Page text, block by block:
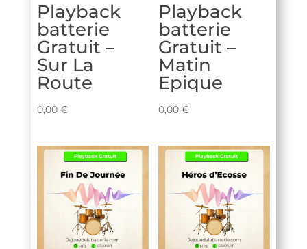
Playback
batterie
Gratuit –
Sur La
Route
0,00 €
Playback
batterie
Gratuit –
Matin
Epique
0,00 €